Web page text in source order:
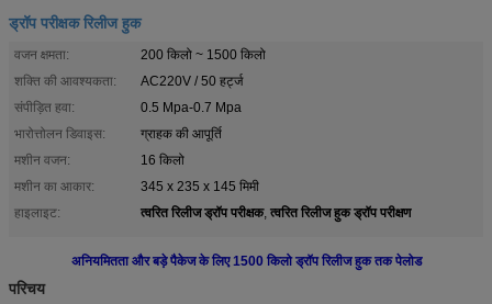
ड्रॉप परीक्षक रिलीज हुक
वजन क्षमता:
200 किलो ~ 1500 किलो
शक्ति की आवश्यकता:
AC220V / 50 हर्ट्ज
संपीड़ित हवा:
0.5 Mpa-0.7 Mpa
भारोत्तोलन डिवाइस:
ग्राहक की आपूर्ति
मशीन वजन:
16 किलो
मशीन का आकार:
345 x 235 x 145 मिमी
हाइलाइट:
त्वरित रिलीज ड्रॉप परीक्षक, त्वरित रिलीज हुक ड्रॉप परीक्षण
अनियमितता और बड़े पैकेज के लिए 1500 किलो ड्रॉप रिलीज हुक तक पेलोड
परिचय